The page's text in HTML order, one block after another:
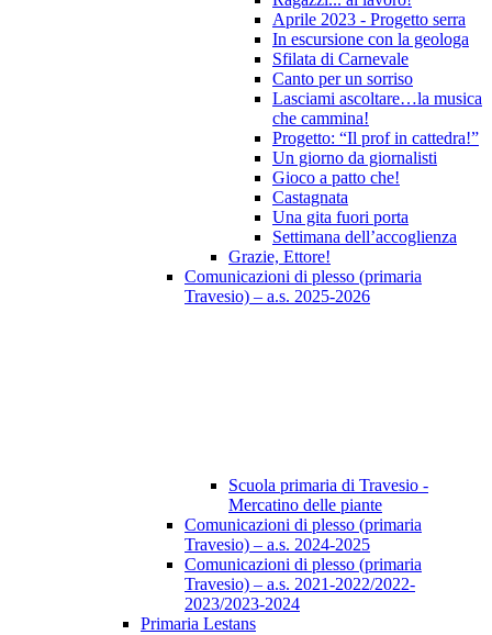
Aprile 2023 - Progetto serra
In escursione con la geologa
Sfilata di Carnevale
Canto per un sorriso
Lasciami ascoltare…la musica
che cammina!
Progetto: “Il prof in cattedra!”
Un giorno da giornalisti
Gioco a patto che!
Castagnata
Una gita fuori porta
Settimana dell’accoglienza
Grazie, Ettore!
Comunicazioni di plesso (primaria
Travesio) – a.s. 2025-2026
Scuola primaria di Travesio -
Mercatino delle piante
Comunicazioni di plesso (primaria
Travesio) – a.s. 2024-2025
Comunicazioni di plesso (primaria
Travesio) – a.s. 2021-2022/2022-
2023/2023-2024
Primaria Lestans